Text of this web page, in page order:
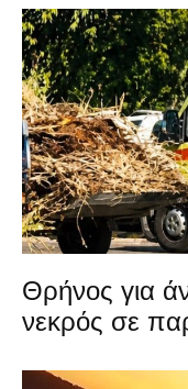
Θρήνος για
νεκρός σε